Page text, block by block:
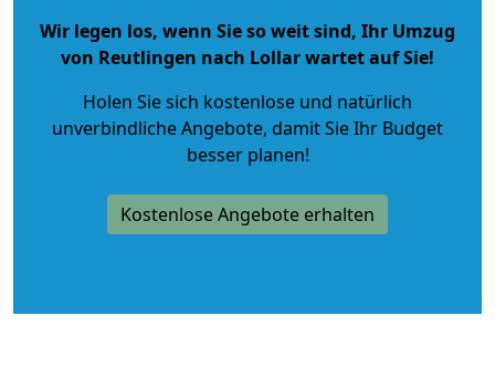
Wir legen los, wenn Sie so weit sind, Ihr Umzug
von Reutlingen nach Lollar wartet auf Sie!
Holen Sie sich kostenlose und natürlich
unverbindliche Angebote, damit Sie Ihr Budget
besser planen!
Kostenlose Angebote erhalten